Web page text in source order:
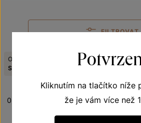
FILTROVAT
Odrůda:
Sauvignon
Viniční trať:
Zrušit filtry
0 produktů
Kliknutím na tlačítko níže
že je vám více než